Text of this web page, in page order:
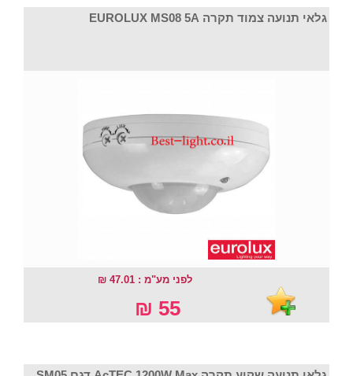
גלאי תנועה צמוד תקרה EUROLUX MS08 5A
לפני מע"מ : 47.01 ₪
55 ₪